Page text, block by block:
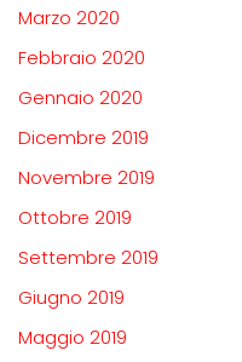
Marzo 2020
Febbraio 2020
Gennaio 2020
Dicembre 2019
Novembre 2019
Ottobre 2019
Settembre 2019
Giugno 2019
Maggio 2019